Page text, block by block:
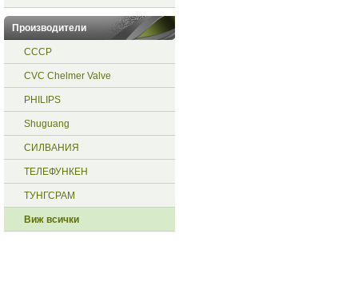
Производители
СССР
CVC Chelmer Valve
PHILIPS
Shuguang
СИЛВАНИЯ
ТЕЛЕФУНКЕН
ТУНГСРАМ
Виж всички